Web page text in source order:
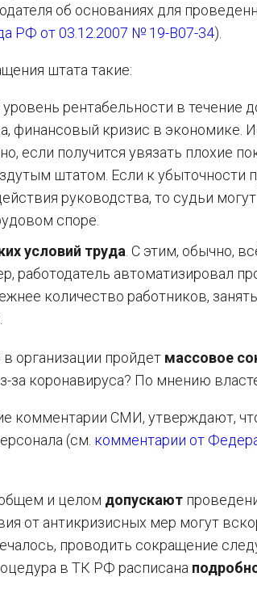
об основаниях для
РФ от 03.12.2007 № 19-В07-34).
штата такие:
рентабельности в течение
финансовый кризис в экономике.
если получится увязать плохие
штатом. Если к убыточности
руководства, то судьи
споре.
условий труда . С этим, обычно,
работодатель автоматизировал
количество работников,
организации пройдет массовое
за коронавируса? По мнению
комментарии СМИ, утверждают,
(см. комментарии от
и целом допускают
от антикризисных мер могут
проводить сокращение
в ТК РФ расписана